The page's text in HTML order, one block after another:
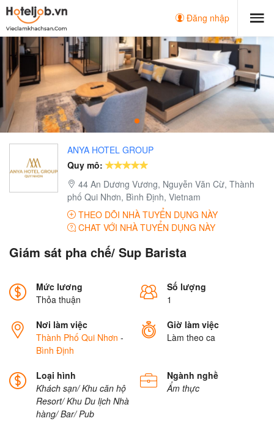
Đăng nhập
ANYA HOTEL GROUP
Quy mô:
44 An Dương Vương, Nguyễn Văn Cừ, Thành
phố Qui Nhơn, Bình Định, Vietnam
THEO DÕI NHÀ TUYỂN DỤNG NÀY
CHAT VỚI NHÀ TUYỂN DỤNG NÀY
Giám sát pha chế/ Sup Barista
Mức lương
Thỏa thuận
Số lượng
1
Nơi làm việc
Thành Phố Qui Nhơn -
Bình Định
Giờ làm việc
Làm theo ca
Loại hình
Khách sạn/ Khu căn hộ
Resort/ Khu Du lịch Nhà
hàng/ Bar/ Pub
Ngành nghề
Ẩm thực